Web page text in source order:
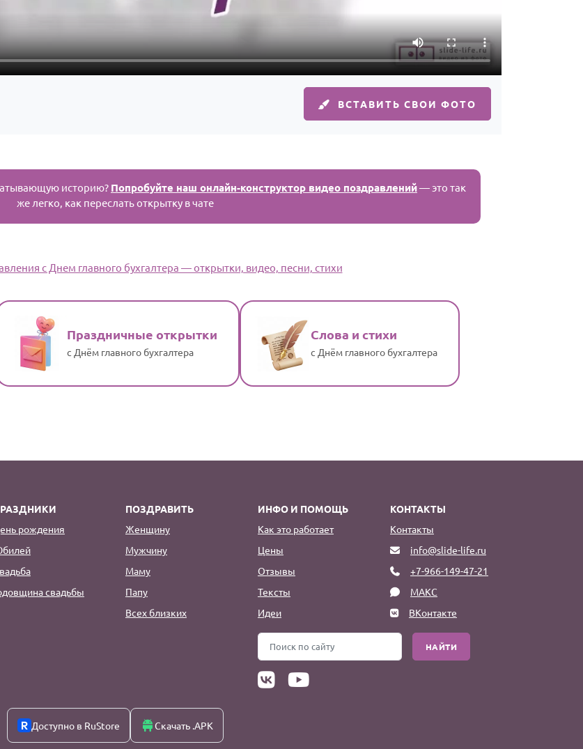
ВСТАВИТЬ СВОИ ФОТО
историю? Попробуйте наш онлайн-конструктор видео поздравлений— это так
же легко, как переслать открытку в чате
с Днем главного бухгалтера — открытки, видео, песни, стихи
Праздничные открытки
с Днём главного бухгалтера
Слова и стихи
с Днём главного бухгалтера
рождения
свадьбы
ПОЗДРАВИТЬ
Женщину
Мужчину
Маму
Папу
Всех близких
ИНФО И ПОМОЩЬ
Как это работает
Цены
Отзывы
Тексты
Идеи
КОНТАКТЫ
Контакты
info@slide-life.ru
+7-966-149-47-21
МАКС
ВКонтакте
НАЙТИ
Доступно в RuStore Скачать .APK